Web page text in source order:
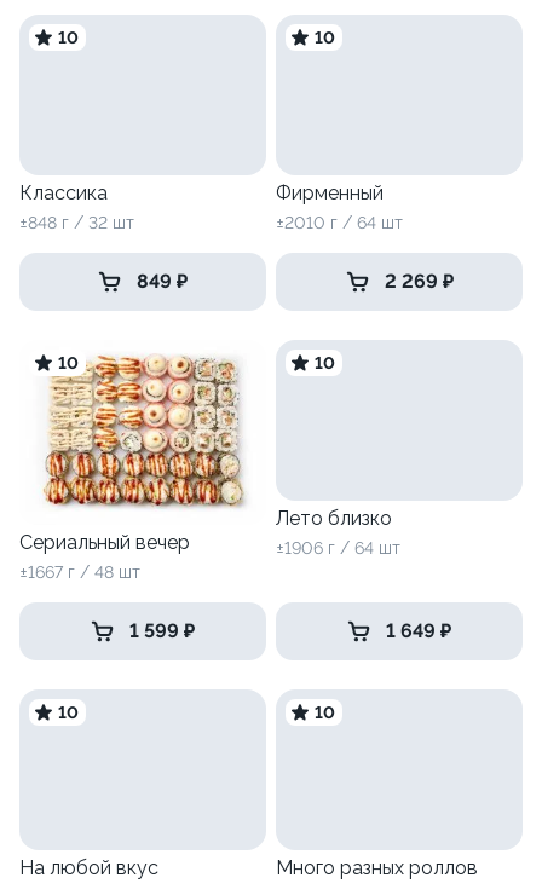
10
Классика
±848 г / 32 шт
849 ₽
10
Фирменный
±2010 г / 64 шт
2 269 ₽
10
Сериальный вечер
±1667 г / 48 шт
1 599 ₽
10
Лето близко
±1906 г / 64 шт
1 649 ₽
10
На любой вкус
10
Много разных роллов